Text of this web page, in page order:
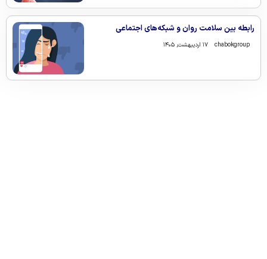
رابطه بین سلامت روان و شبکه‌های اجتماعی
chabokgroup ۱۷ اردیبهشت, ۱۴۰۵